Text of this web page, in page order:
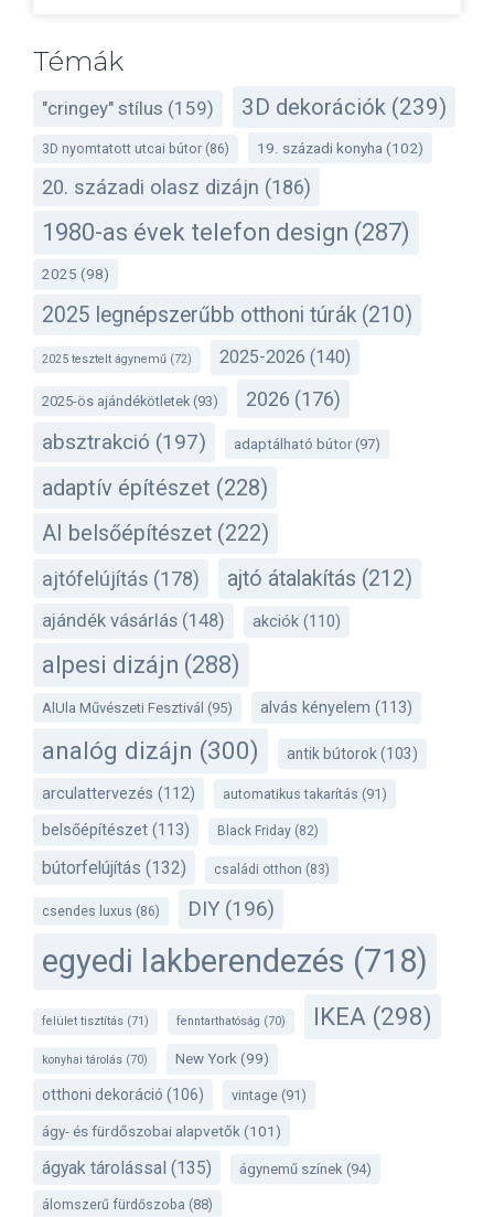
Témák
"cringey" stílus (159) 3D dekorációk (239)
3D nyomtatott utcai bútor (86) 19. századi konyha (102)
20. századi olasz dizájn (186)
1980-as évek telefon design (287)
2025 (98)
2025 legnépszerűbb otthoni túrák (210)
2025 tesztelt ágynemű (72) 2025-2026 (140)
2025-ös ajándékötletek (93) 2026 (176)
absztrakció (197) adaptálható bútor(97)
adaptív építészet (228)
AI belsőépítészet (222)
ajtófelújítás (178) ajtó átalakítás (212)
ajándék vásárlás (148) akciók (110)
alpesi dizájn (288)
AlUla Művészeti Fesztivál (95) alvás kényelem (113)
analóg dizájn (300) antik bútorok (103)
arculattervezés (112) automatikus takarítás (91)
belsőépítészet (113) Black Friday (82)
bútorfelújítás (132) családi otthon (83)
csendes luxus (86) DIY (196)
egyedi lakberendezés (718)
felület tisztítás (71) fenntarthatóság (70) IKEA (298)
konyhai tárolás (70) New York (99)
otthoni dekoráció (106) vintage (91)
ágy- és fürdőszobai alapvetők (101)
ágyak tárolással (135) ágynemű színek (94)
álomszerű fürdőszoba (88)